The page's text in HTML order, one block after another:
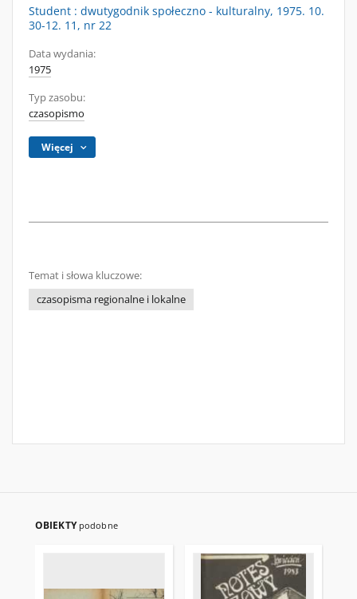
Student : dwutygodnik społeczno - kulturalny, 1975. 10.
30-12. 11, nr 22
Data wydania:
1975
Typ zasobu:
czasopismo
Więcej
Temat i słowa kluczowe:
czasopisma regionalne i lokalne
OBIEKTY podobne